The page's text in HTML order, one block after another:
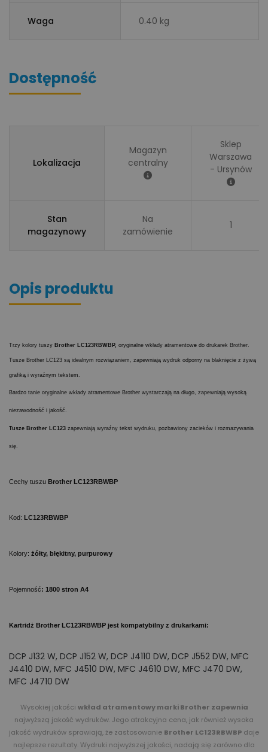
Waga 0.40 kg
Dostępność
Lokalizacja
Magazyn
centralny
Sklep
Warszawa
- Ursynów
Stan
magazynowy
Na
zamówienie
1
Opis produktu
Trzy kolory tuszy Brother LC123RBWBP, oryginalne wkłady atramentowe do drukarek Brother.
Tusze Brother LC123 są idealnym rozwiązaniem, zapewniają wydruk odporny na blaknięcie z żywą
grafiką i wyraźnym tekstem.
Bardzo tanie oryginalne wkłady atramentowe Brother wystarczają na długo, zapewniają wysoką
niezawodność i jakość.
Tusze Brother LC123 zapewniają wyraźny tekst wydruku, pozbawiony zacieków i rozmazywania
się.
Cechy tuszu Brother LC123RBWBP
Kod: LC123RBWBP
Kolory: żółty, błękitny, purpurowy
Pojemność: 1800 stron A4
Kartridż Brother LC123RBWBP jest kompatybilny z drukarkami:
DCP J132 W, DCP J152 W, DCP J4110 DW, DCP J552 DW, MFC
J4410 DW, MFC J4510 DW, MFC J4610 DW, MFC J470 DW,
MFC J4710 DW
Wysokiej jakości wkład atramentowy marki Brother zapewnia
najwyższą jakość wydruków. Jego atrakcyjna cena, jak również wysoka
jakość wydruków sprawiają, że zastosowanie Brother LC123RBWBP daje
najlepsze rezultaty. Wydruki najwyższej jakości, nadają się zarówno dla